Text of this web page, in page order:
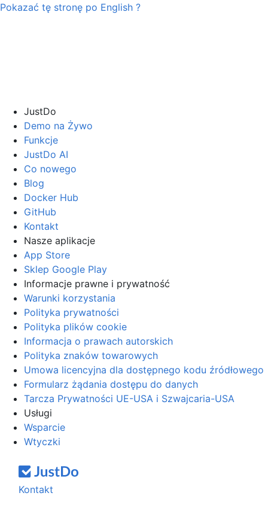
Pokazać tę stronę po English ?
JustDo
Demo na Żywo
Funkcje
JustDo AI
Co nowego
Blog
Docker Hub
GitHub
Kontakt
Nasze aplikacje
App Store
Sklep Google Play
Informacje prawne i prywatność
Warunki korzystania
Polityka prywatności
Polityka plików cookie
Informacja o prawach autorskich
Polityka znaków towarowych
Umowa licencyjna dla dostępnego kodu źródłowego
Formularz żądania dostępu do danych
Tarcza Prywatności UE-USA i Szwajcaria-USA
Usługi
Wsparcie
Wtyczki
Kontakt